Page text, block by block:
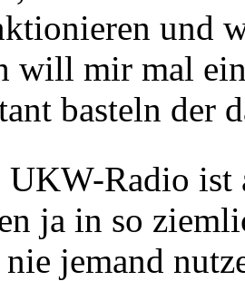
und
will mir mal
basteln der
Radio ist
ja in so
jemand